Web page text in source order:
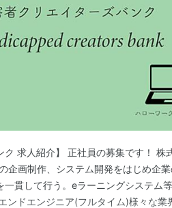
ク 求人紹介】 正社員の募集です！ 株
企画制作、システム開発をはじめ企
一貫して行う。eラーニングシステム
ンドエンジニア(フルタイム)様々な業